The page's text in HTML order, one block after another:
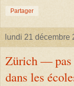
Partager
lundi 21 décembre
Zürich — pas
dans les